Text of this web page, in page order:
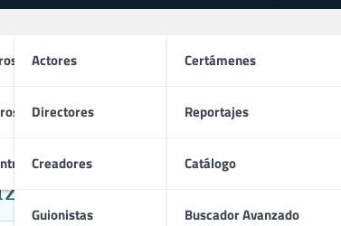
TV
Actores
Directores
Creadores
Guionistas
Certámenes
Reportajes
Catálogo
Buscador Avanzado